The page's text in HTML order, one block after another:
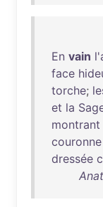
En vain
face
torche;
et la
montrant
couronne
dressée